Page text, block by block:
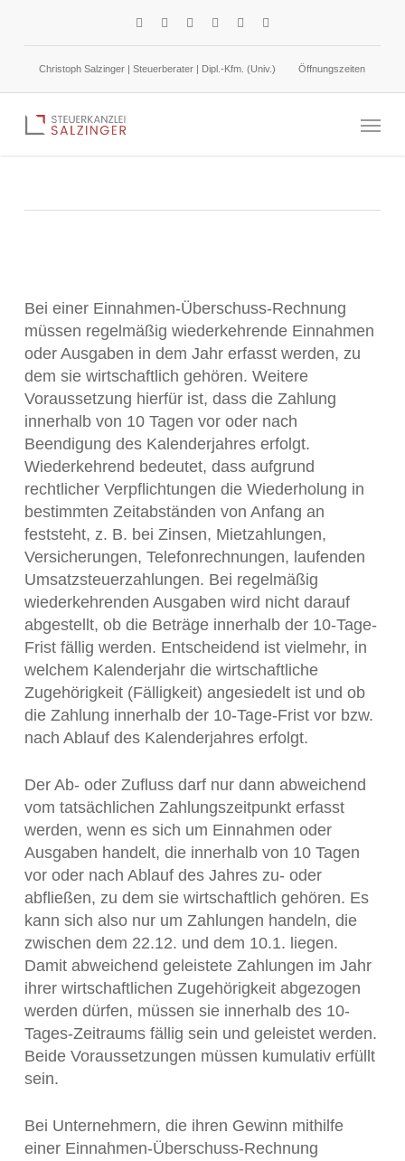
contentChristoph Salzinger | Steuerberater | Dipl.-Kfm. (Univ.) Öffnungszeiten
Menu
1. Dezember 2023
Bei einer Einnahmen-Überschuss-Rechnung
müssen regelmäßig wiederkehrende Einnahmen
oder Ausgaben in dem Jahr erfasst werden, zu
dem sie wirtschaftlich gehören. Weitere
Voraussetzung hierfür ist, dass die Zahlung
innerhalb von 10 Tagen vor oder nach
Beendigung des Kalenderjahres erfolgt.
Wiederkehrend bedeutet, dass aufgrund
rechtlicher Verpflichtungen die Wiederholung in
bestimmten Zeitabständen von Anfang an
feststeht, z. B. bei Zinsen, Mietzahlungen,
Versicherungen, Telefonrechnungen, laufenden
Umsatzsteuerzahlungen. Bei regelmäßig
wiederkehrenden Ausgaben wird nicht darauf
abgestellt, ob die Beträge innerhalb der 10-Tage-
Frist fällig werden. Entscheidend ist vielmehr, in
welchem Kalenderjahr die wirtschaftliche
Zugehörigkeit (Fälligkeit) angesiedelt ist und ob
die Zahlung innerhalb der 10-Tage-Frist vor bzw.
nach Ablauf des Kalenderjahres erfolgt.
Der Ab- oder Zufluss darf nur dann abweichend
vom tatsächlichen Zahlungszeitpunkt erfasst
werden, wenn es sich um Einnahmen oder
Ausgaben handelt, die innerhalb von 10 Tagen
vor oder nach Ablauf des Jahres zu- oder
abfließen, zu dem sie wirtschaftlich gehören. Es
kann sich also nur um Zahlungen handeln, die
zwischen dem 22.12. und dem 10.1. liegen.
Damit abweichend geleistete Zahlungen im Jahr
ihrer wirtschaftlichen Zugehörigkeit abgezogen
werden dürfen, müssen sie innerhalb des 10-
Tages-Zeitraums fällig sein und geleistet werden.
Beide Voraussetzungen müssen kumulativ erfüllt
sein.
Bei Unternehmern, die ihren Gewinn mithilfe
einer Einnahmen-Überschuss-Rechnung